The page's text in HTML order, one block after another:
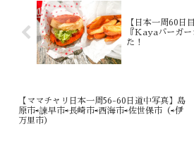
【日本一周60日
『Kayaバーガー
た！
【ママチャリ日本一周56-60日道中写真】島
原市⇨諫早市⇨長崎市⇨西海市⇨佐世保市（⇨伊
万里市）